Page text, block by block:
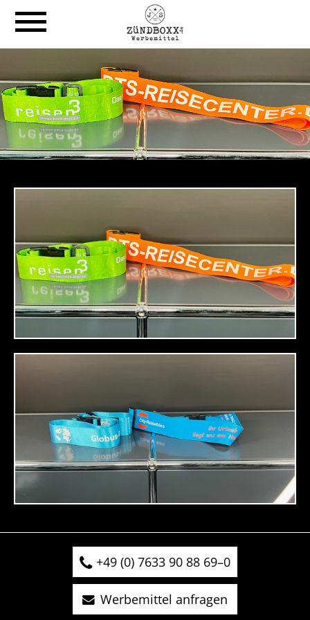
+49 (0) 7633 90 88 69–0
Werbemittel anfragen